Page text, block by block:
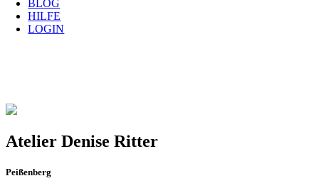
BLOG
HILFE
LOGIN
Atelier Denise Ritter
Peißenberg